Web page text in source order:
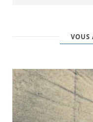
VOUS